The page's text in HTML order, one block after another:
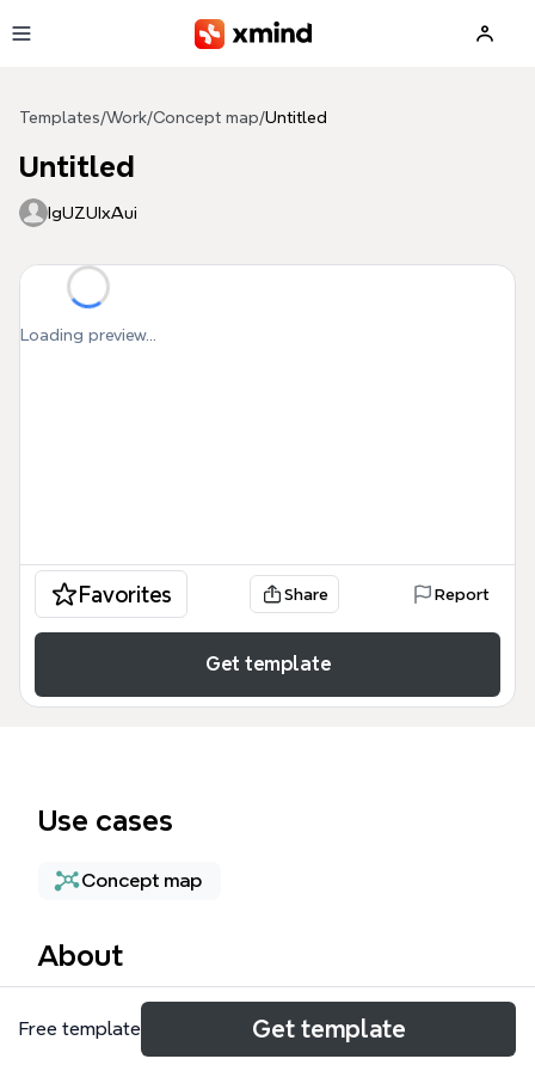
Templates/Work/Concept map/Untitled
Untitled
IgUZUIxAui
Loading preview...
Favorites Share Report
Get template
Use cases
Concept map
About
Bản đồ tư duy Online mind map này cung cấp một
cấu trúc tinh gọn để quản lý các khía cạnh quan
Free template Get template